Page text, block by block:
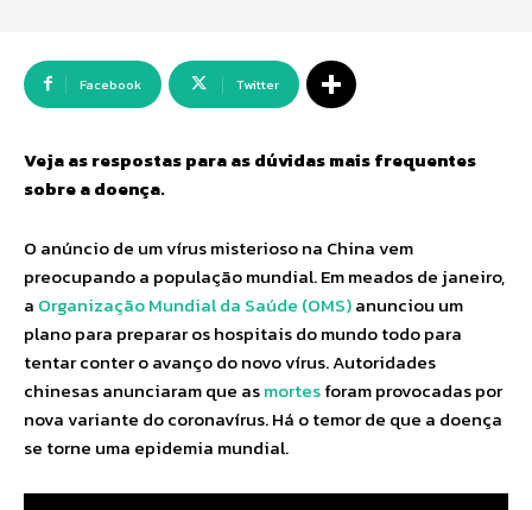
Facebook Twitter
Veja as respostas para as dúvidas mais frequentes
sobre a doença.
O anúncio de um vírus misterioso na China vem
preocupando a população mundial. Em meados de janeiro,
a Organização Mundial da Saúde (OMS)anunciou um
plano para preparar os hospitais do mundo todo para
tentar conter o avanço do novo vírus. Autoridades
chinesas anunciaram que asmortesforam provocadas por
nova variante do coronavírus. Há o temor de que a doença
se torne uma epidemia mundial.